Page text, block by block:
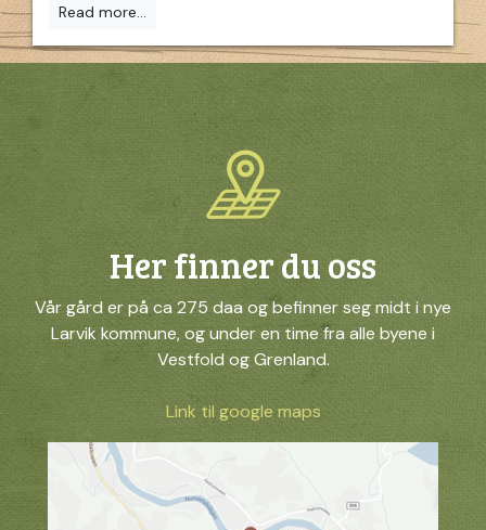
Read more...
Her finner du oss
Vår gård er på ca 275 daa og befinner seg midt i nye
Larvik kommune, og under en time fra alle byene i
Vestfold og Grenland.
Link til google maps